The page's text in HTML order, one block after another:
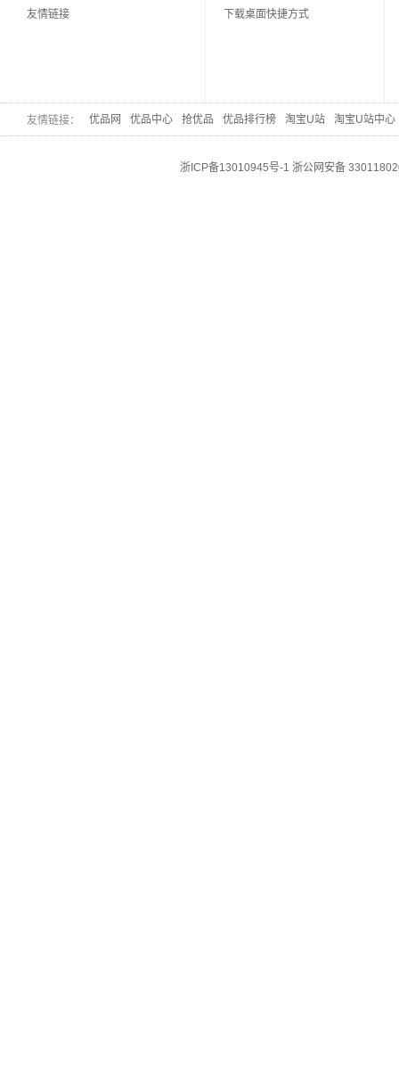
友情链接
下载桌面快捷方式
友情链接： 优品网 优品中心 抢优品 优品排行榜 淘宝U站 淘宝U站中心
浙ICP备13010945号-1 浙公网安备